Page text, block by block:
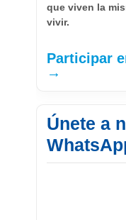
que viven la
vivir.
Participar
→
Únete a